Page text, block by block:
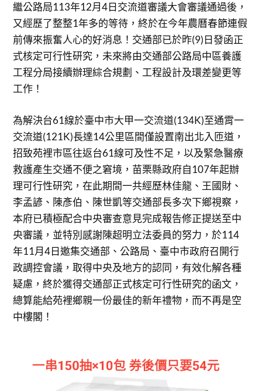
繼公路局113年12月4日交流道審議大會審議通過後，
又經歷了整整1年多的等待，終於在今年農曆春節連假
前傳來振奮人心的好消息！交通部已於昨(9)日發函正
式核定可行性研究，未來將由交通部公路局中區養護
工程分局接續辦理綜合規劃、工程設計及環差變更等
工作！
為解決台61線於臺中市大甲一交流道(134K)至通霄一
交流道(121K)長達14公里區間僅設置南出北入匝道，
招致苑裡市區往返台61線可及性不足，以及緊急醫療
救護產生交通不便之窘境，苗栗縣政府自107年起辦
理可行性研究，在此期間一共經歷林佳龍、王國財、
李孟諺、陳彥伯、陳世凱等交通部長多次下鄉視察，
本府已積極配合中央審查意見完成報告修正提送至中
央審議，並特別感謝陳超明立法委員的努力，於114
年11月4日邀集交通部、公路局、臺中市政府召開行
政調控會議，取得中央及地方的認同，有效化解各種
疑慮，終於獲得交通部正式核定可行性研究的函文，
總算能給苑裡鄉親一份最佳的新年禮物，而不再是空
中樓閣！